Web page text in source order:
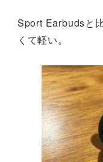
Sport Earbudsと
くて軽い。